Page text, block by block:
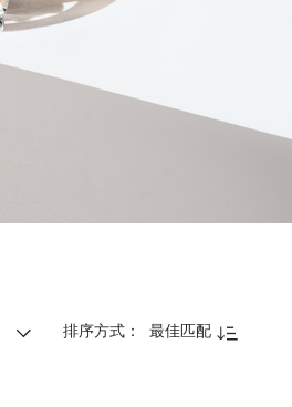
排序方式： 最佳匹配